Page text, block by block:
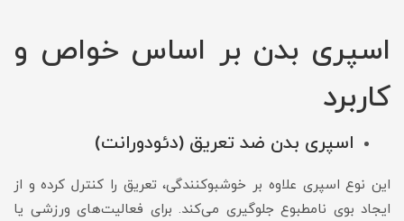
اسپری بدن بر اساس خواص و
کاربرد
اسپری بدن ضد تعریق (دئودورانت)
این نوع اسپری علاوه بر خوشبوکنندگی، تعریق را کنترل کرده و از
ایجاد بوی نامطبوع جلوگیری می‌کند. برای فعالیت‌های ورزشی یا